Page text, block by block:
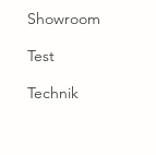
Showroom
Test
Technik